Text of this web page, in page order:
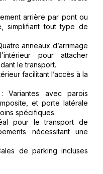
arrière par pont ou
simplifiant tout type de
anneaux d’arrimage
pour attacher
le transport.
facilitant l’accès à la
Variantes avec parois
et porte latérale
spécifiques.
pour le transport de
nécessitant une
de parking incluses